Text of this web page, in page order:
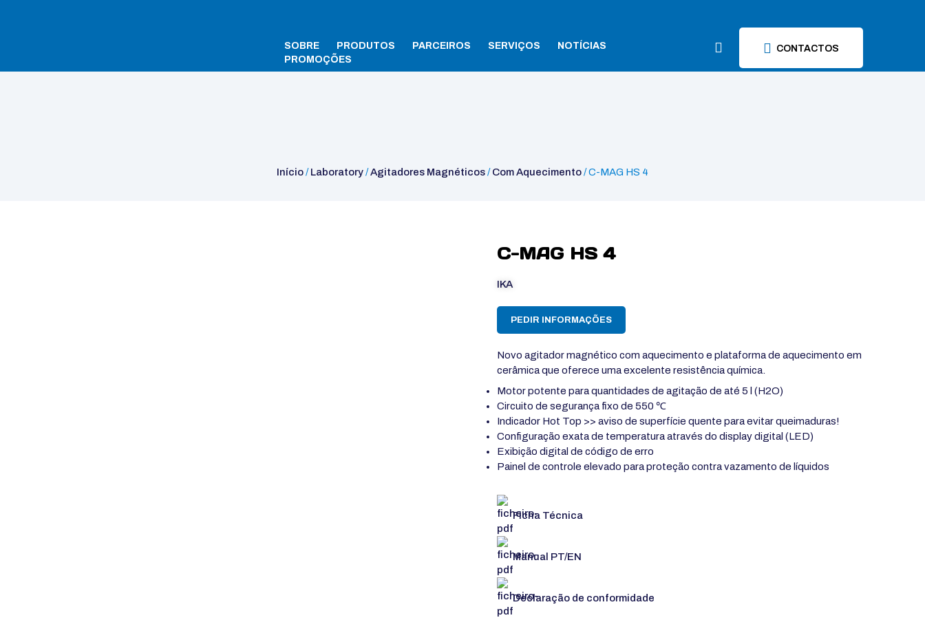
SOBRE PRODUTOS PARCEIROS SERVIÇOS
NOTÍCIAS
PROMOÇÕES
CONTACTOS
Início/Laboratory/Agitadores Magnéticos/Com Aquecimento/ C-MAG HS 4
C-MAG HS 4
IKA
PEDIR INFORMAÇÕES
Novo agitador magnético com aquecimento e plataforma de aquecimento em
cerâmica que oferece uma excelente resistência química.
Motor potente para quantidades de agitação de até 5 l (H2O)
Circuito de segurança fixo de 550 ℃
Indicador Hot Top >> aviso de superfície quente para evitar queimaduras!
Configuração exata de temperatura através do display digital (LED)
Exibição digital de código de erro
Painel de controle elevado para proteção contra vazamento de líquidos
Ficha Técnica
Manual PT/EN
Declaração de conformidade